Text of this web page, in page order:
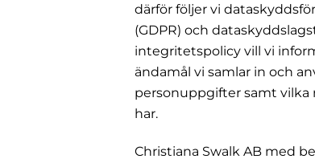
därför följer vi
(GDPR) och
integritetspolicy vill vi
ändamål vi samlar in och
personuppgifter samt vilka
har.
Christiana Swalk AB med